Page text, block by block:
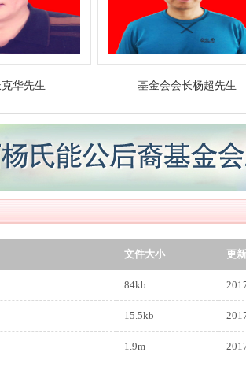
基金会会长杨超先生
文件大小 更
84kb
15.5kb
1.9m